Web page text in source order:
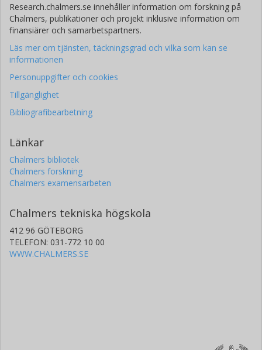
Research.chalmers.se innehåller information om forskning på
Chalmers, publikationer och projekt inklusive information om
finansiärer och samarbetspartners.
Läs mer om tjänsten, täckningsgrad och vilka som kan se
informationen
Personuppgifter och cookies
Tillgänglighet
Bibliografibearbetning
Länkar
Chalmers bibliotek
Chalmers forskning
Chalmers examensarbeten
Chalmers tekniska högskola
412 96 GÖTEBORG
TELEFON: 031-772 10 00
WWW.CHALMERS.SE